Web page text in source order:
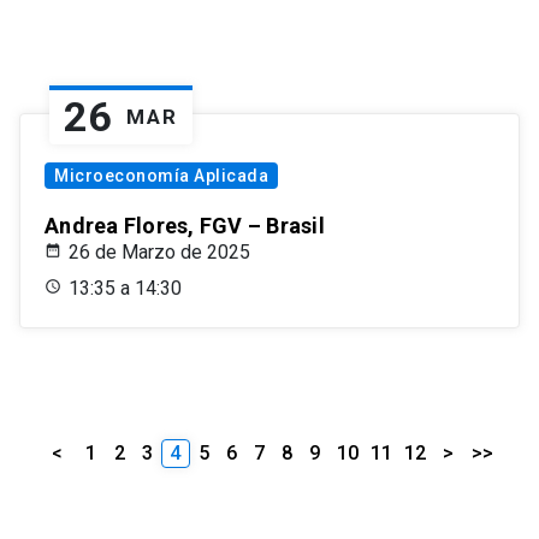
26 MAR
Microeconomía Aplicada
Andrea Flores, FGV – Brasil
26 de Marzo de 2025
13:35 a 14:30
< 1 2 3 4 5 6 7 8 9 10 11 12 > >>